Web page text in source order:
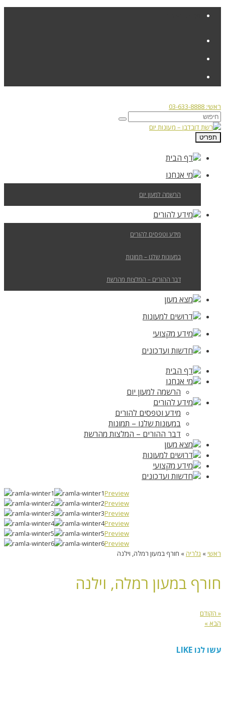
ראשי: 03-633-8888
תפריט
דף הבית
מי אנחנו
הרשמה למעון יום
מידע להורים
מידע וטפסים להורים
במעונות שלנו – תמונות
דבר ההורים – המלצות מהרשת
מצא מעון
דרושים למעונות
מידע מקצועי
חדשות ועדכונים
דף הבית
מי אנחנו
הרשמה למעון יום
מידע להורים
מידע וטפסים להורים
במעונות שלנו – תמונות
דבר ההורים – המלצות מהרשת
מצא מעון
דרושים למעונות
מידע מקצועי
חדשות ועדכונים
Preview
Preview
Preview
Preview
Preview
Preview
ראשי» גלריה» חורף במעון רמלה, וילנה
חורף במעון רמלה, וילנה
« הקודם
הבא »
עשו לנו LIKE